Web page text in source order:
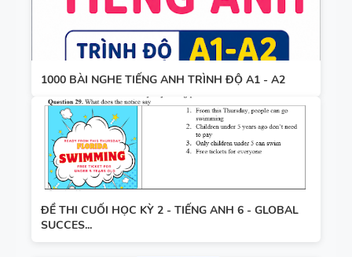
1000 BÀI NGHE TIẾNG ANH TRÌNH ĐỘ A1 - A2
ĐỀ THI CUỐI HỌC KỲ 2 - TIẾNG ANH 6 - GLOBAL
SUCCES...